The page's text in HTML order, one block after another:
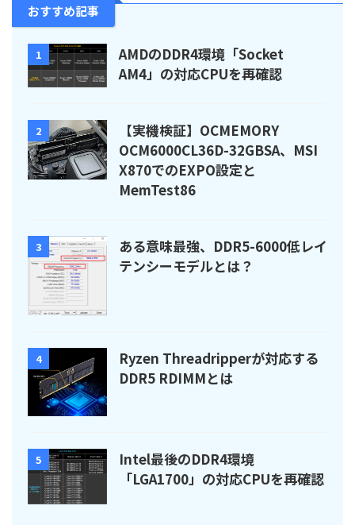
おすすめ記事
1
AMDのDDR4環境「Socket
AM4」の対応CPUを再確認
2
【実機検証】OCMEMORY
OCM6000CL36D-32GBSA、MSI
X870でのEXPO設定と
MemTest86
3
ある意味最強、DDR5-6000低レイ
テンシーモデルとは？
4
Ryzen Threadripperが対応する
DDR5 RDIMMとは
5
Intel最後のDDR4環境
「LGA1700」の対応CPUを再確認